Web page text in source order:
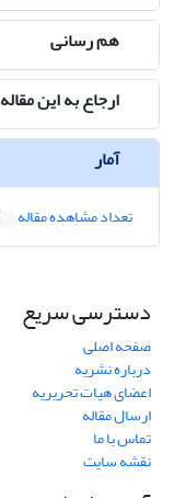
هم رسانی
ارجاع به این مقاله
آمار
تعداد مشاهده مقاله
دسترسی سریع
صفحه اصلی
درباره نشریه
اعضای هیات تحریریه
ارسال مقاله
تماس با ما
نقشه سایت